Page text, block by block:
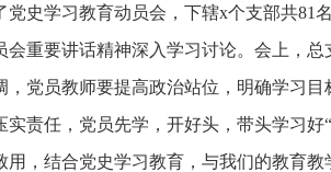
史学习教育动员会，下辖x个支部共81
重要讲话精神深入学习讨论。会上，
，党员教师要提高政治站位，明确学习
责任，党员先学，开好头，带头学习好
，结合党史学习教育，与我们的教育教